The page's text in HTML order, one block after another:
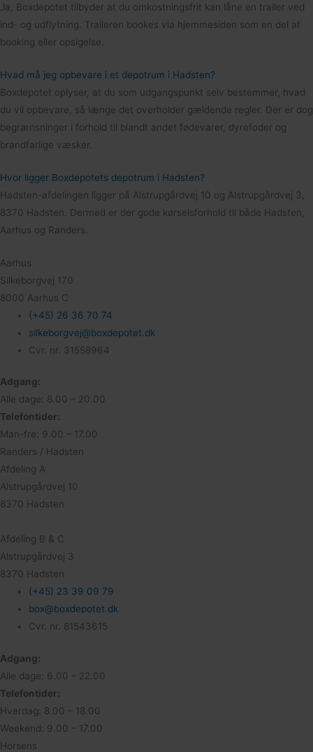
Ja, Boxdepotet tilbyder at du omkostningsfrit kan låne en trailer ved
ind- og udflytning. Traileren bookes via hjemmesiden som en del af
booking eller opsigelse.
Hvad må jeg opbevare i et depotrum i Hadsten?
Boxdepotet oplyser, at du som udgangspunkt selv bestemmer, hvad
du vil opbevare, så længe det overholder gældende regler. Der er dog
begrænsninger i forhold til blandt andet fødevarer, dyrefoder og
brandfarlige væsker.
Hvor ligger Boxdepotets depotrum i Hadsten?
Hadsten-afdelingen ligger på Alstrupgårdvej 10 og Alstrupgårdvej 3,
8370 Hadsten. Dermed er der gode kørselsforhold til både Hadsten,
Aarhus og Randers.
Aarhus
Silkeborgvej 170
8000 Aarhus C
(+45) 26 36 70 74
silkeborgvej@boxdepotet.dk
Cvr. nr. 31558964
Adgang:
Alle dage: 8.00 – 20.00
Telefontider:
Man-fre: 9.00 – 17.00
Randers / Hadsten
Afdeling A
Alstrupgårdvej 10
8370 Hadsten
Afdeling B & C
Alstrupgårdvej 3
8370 Hadsten
(+45) 23 39 09 79
box@boxdepotet.dk
Cvr. nr. 81543615
Adgang:
Alle dage: 6.00 – 22.00
Telefontider:
Hverdag: 8.00 – 18.00
Weekend: 9.00 – 17.00
Horsens